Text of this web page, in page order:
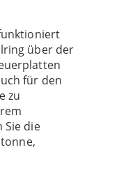
über der
für den
zu
Sie die